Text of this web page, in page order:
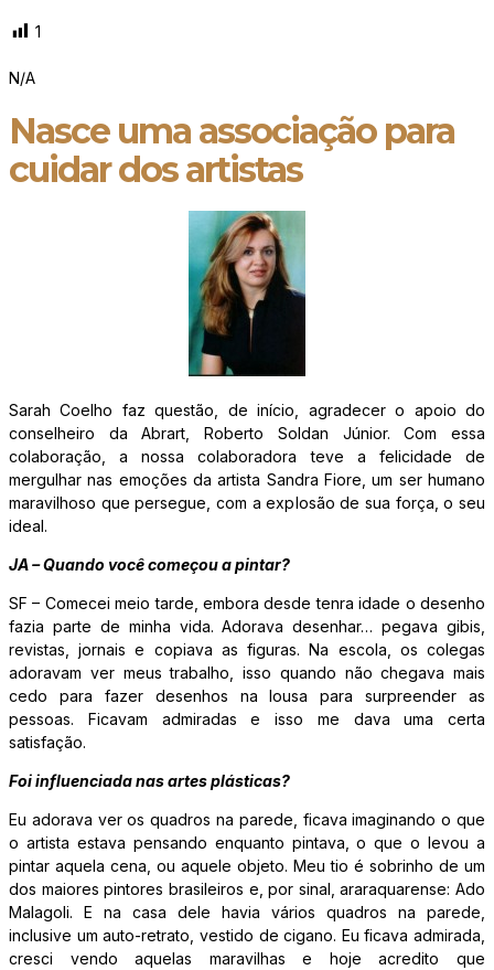
1
N/A
Nasce uma associação para
cuidar dos artistas
Sarah Coelho faz questão, de início, agradecer o apoio do
conselheiro da Abrart, Roberto Soldan Júnior. Com essa
colaboração, a nossa colaboradora teve a felicidade de
mergulhar nas emoções da artista Sandra Fiore, um ser humano
maravilhoso que persegue, com a explosão de sua força, o seu
ideal.
JA – Quando você começou a pintar?
SF – Comecei meio tarde, embora desde tenra idade o desenho
fazia parte de minha vida. Adorava desenhar… pegava gibis,
revistas, jornais e copiava as figuras. Na escola, os colegas
adoravam ver meus trabalho, isso quando não chegava mais
cedo para fazer desenhos na lousa para surpreender as
pessoas. Ficavam admiradas e isso me dava uma certa
satisfação.
Foi influenciada nas artes plásticas?
Eu adorava ver os quadros na parede, ficava imaginando o que
o artista estava pensando enquanto pintava, o que o levou a
pintar aquela cena, ou aquele objeto. Meu tio é sobrinho de um
dos maiores pintores brasileiros e, por sinal, araraquarense: Ado
Malagoli. E na casa dele havia vários quadros na parede,
inclusive um auto-retrato, vestido de cigano. Eu ficava admirada,
cresci vendo aquelas maravilhas e hoje acredito que